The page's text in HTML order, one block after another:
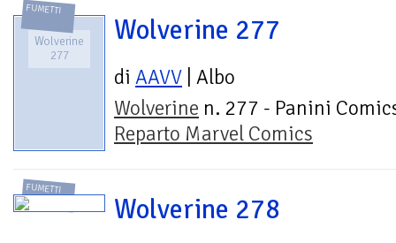
FUMETTI
Wolverine
277
Wolverine 277
di AAVV | Albo
Wolverine n. 277 - Panini
Reparto Marvel Comics
FUMETTI
Wolverine 278